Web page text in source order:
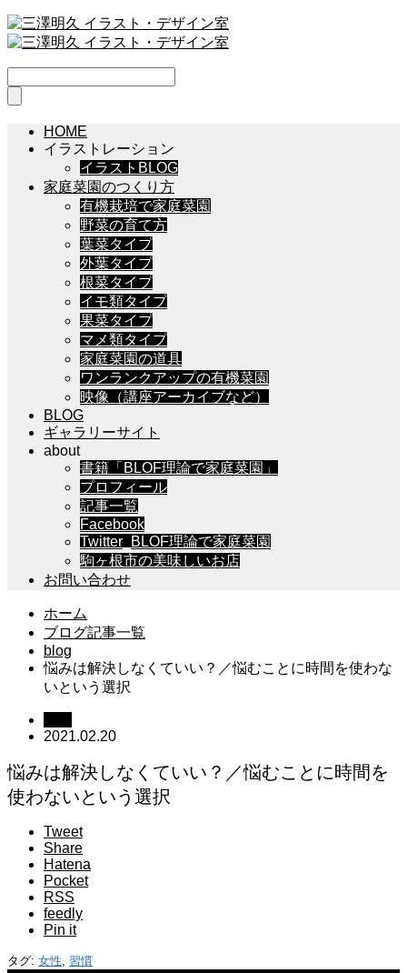
HOME
イラストレーション
イラストBLOG
家庭菜園のつくり方
有機栽培で家庭菜園
野菜の育て方
葉菜タイプ
外葉タイプ
根菜タイプ
イモ類タイプ
果菜タイプ
マメ類タイプ
家庭菜園の道具
ワンランクアップの有機菜園
映像（講座アーカイブなど）
BLOG
ギャラリーサイト
about
書籍「BLOF理論で家庭菜園」
プロフィール
記事一覧
Facebook
Twitter_BLOF理論で家庭菜園
駒ヶ根市の美味しいお店
お問い合わせ
ホーム
ブログ記事一覧
blog
悩みは解決しなくていい？／悩むことに時間を使わな
いという選択
2021.02.20
悩みは解決しなくていい？／悩むことに時間を
使わないという選択
Tweet
Share
Hatena
Pocket
RSS
feedly
Pin it
タグ: 女性, 習慣